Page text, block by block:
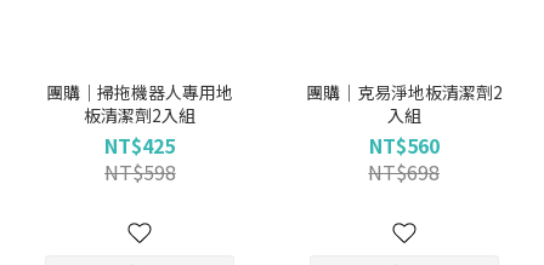
團購｜掃拖機器人專用地
板清潔劑2入組
NT$425
NT$598
團購｜克易淨地板清潔劑2
入組
NT$560
NT$698